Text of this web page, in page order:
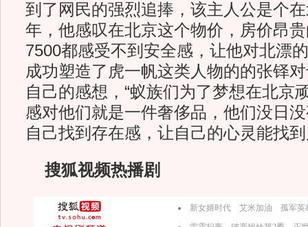
到了网民的强烈追捧，该主人公是个
年，他感叹在北京这个物价，房价昂
7500都感受不到安全感，让他对北漂
成功塑造了虎一帆这类人物的的张铎
自己的感想，“蚁族们为了梦想在北京
感对他们就是一件奢侈品，他们没日
自己找到存在感，让自己的心灵能找
搜狐视频热播剧